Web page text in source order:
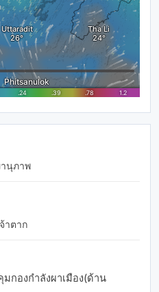
นุภาพ
าตาก
กองกำลังผาเมือง(ด้าน